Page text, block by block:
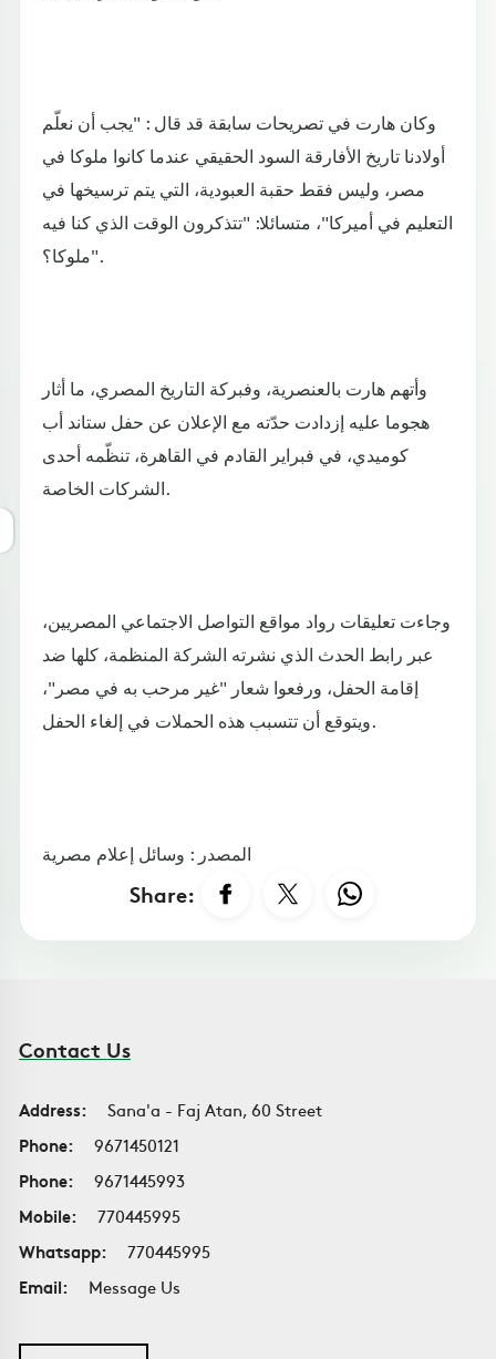
وكان هارت في تصريحات سابقة قد قال : "يجب أن نعلّم
أولادنا تاريخ الأفارقة السود الحقيقي عندما كانوا ملوكا في
مصر، وليس فقط حقبة العبودية، التي يتم ترسيخها في
التعليم في أميركا"، متسائلا: "تتذكرون الوقت الذي كنا فيه
ملوكا؟".
وأتهم هارت بالعنصرية، وفبركة التاريخ المصري، ما أثار
هجوما عليه إزدادت حدّته مع الإعلان عن حفل ستاند أب
كوميدي، في فبراير القادم في القاهرة، تنظّمه أحدى
الشركات الخاصة.
وجاءت تعليقات رواد مواقع التواصل الاجتماعي المصريين،
عبر رابط الحدث الذي نشرته الشركة المنظمة، كلها ضد
إقامة الحفل، ورفعوا شعار "غير مرحب به في مصر"،
ويتوقع أن تتسبب هذه الحملات في إلغاء الحفل.
المصدر : وسائل إعلام مصرية
Share:
Contact Us
Address:
Sana'a - Faj Atan, 60 Street
Phone:
9671450121
Phone:
9671445993
Mobile:
770445995
Whatsapp:
770445995
Email:
Message Us